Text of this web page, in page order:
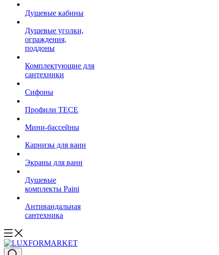
Душевые кабины
Душевые уголки,
ограждения,
поддоны
Комплектующие для
сантехники
Сифоны
Профили TECE
Мини-бассейны
Карнизы для ванн
Экраны для ванн
Душевые
комплекты Paini
Антивандальная
сантехника